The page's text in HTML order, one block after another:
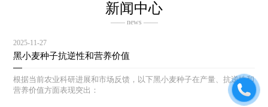
新闻中心
—— news ——
2025-11-27
黑小麦种子抗逆性和营养价值
根据当前农业科研进展和市场反馈，以下黑小麦种子在产量、抗逆性和
营养价值方面表现突出：